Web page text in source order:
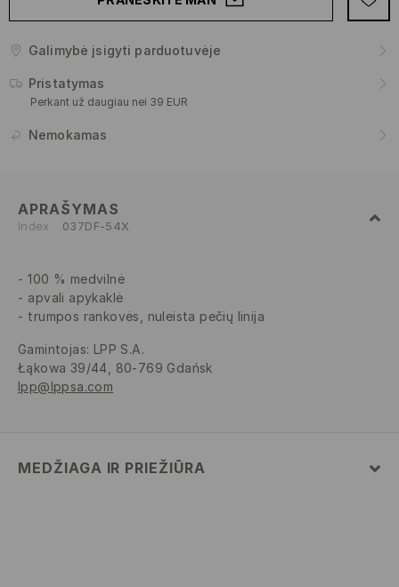
Galimybė įsigyti parduotuvėje
Pristatymas
Perkant už daugiau nei 39 EUR
Nemokamas
APRAŠYMAS
Index 037DF-54X
100 % medvilnė
apvali apykaklė
trumpos rankovės, nuleista pečių linija
Gamintojas: LPP S.A.
Łąkowa 39/44, 80-769 Gdańsk
lpp@lppsa.com
MEDŽIAGA IR PRIEŽIŪRA